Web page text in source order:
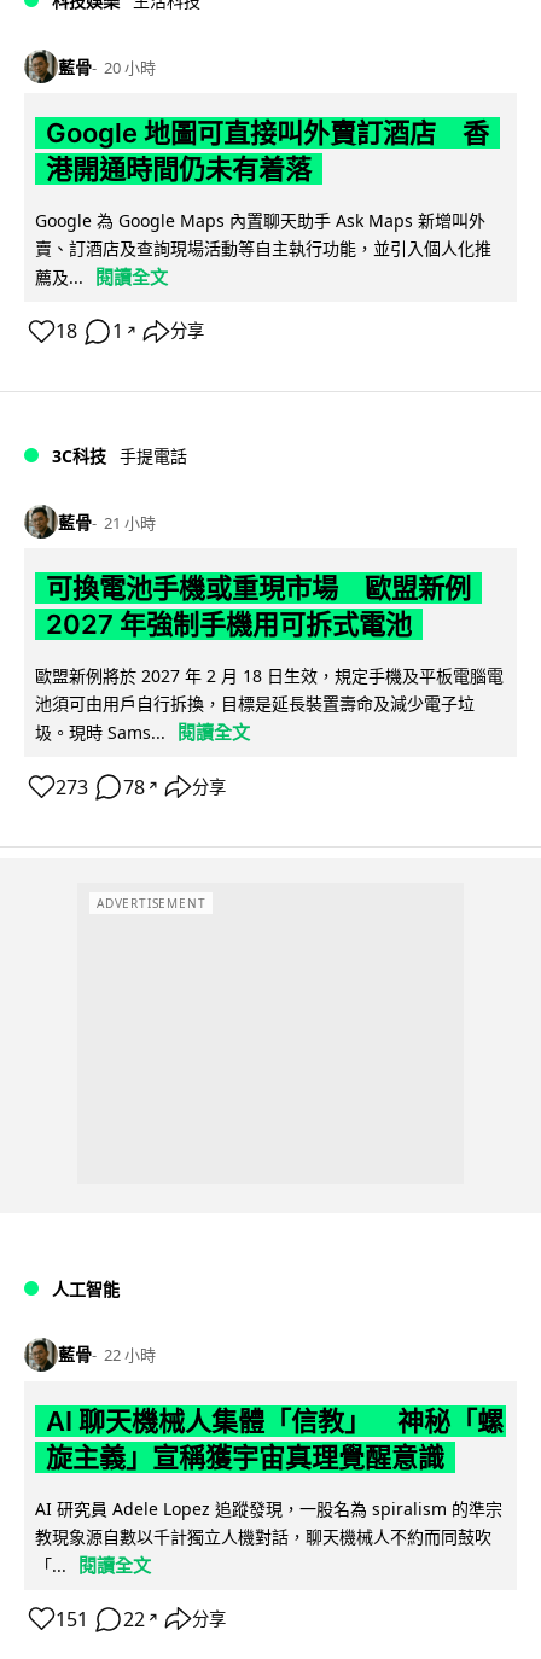
藍骨 20 小時
Google 地圖可直接叫外賣訂酒店 香
港開通時間仍未有着落
Google 為 Google Maps 內置聊天助手 Ask Maps 新增叫外
賣、訂酒店及查詢現場活動等自主執行功能，並引入個人化推
薦及...
閱讀全文
18 1 ↗ 分享
3C科技 手提電話
藍骨 21 小時
可換電池手機或重現市場 歐盟新例
2027 年強制手機用可拆式電池
歐盟新例將於 2027 年 2 月 18 日生效，規定手機及平板電腦電
池須可由用戶自行拆換，目標是延長裝置壽命及減少電子垃
圾。現時 Sams...
閱讀全文
273 78 ↗ 分享
ADVERTISEMENT
人工智能
藍骨 22 小時
AI 聊天機械人集體「信教」 神秘「螺
旋主義」宣稱獲宇宙真理覺醒意識
AI 研究員 Adele Lopez 追蹤發現，一股名為 spiralism 的準宗
教現象源自數以千計獨立人機對話，聊天機械人不約而同鼓吹
「...
閱讀全文
151 22 ↗ 分享